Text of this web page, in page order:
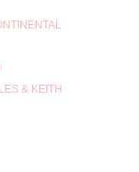
& KEITH